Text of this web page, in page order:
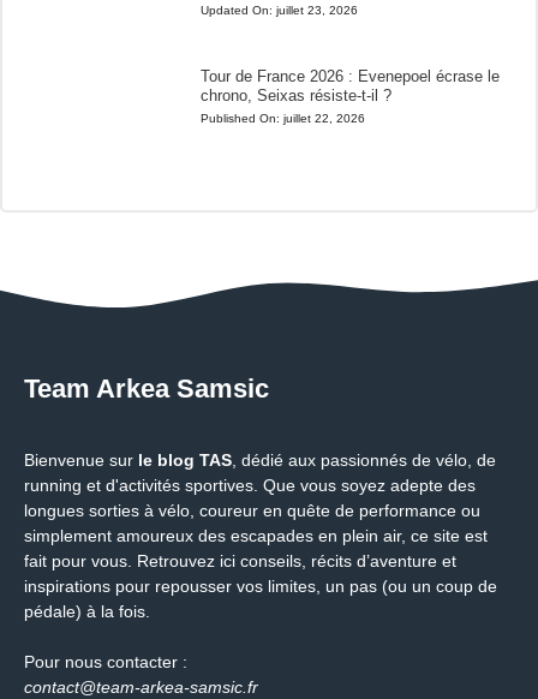
Updated On: juillet 23, 2026
Tour de France 2026 : Evenepoel écrase le
chrono, Seixas résiste-t-il ?
Published On: juillet 22, 2026
Team Arkea Samsic
Bienvenue sur le blog TAS, dédié aux passionnés de vélo, de
running et d'activités sportives. Que vous soyez adepte des
longues sorties à vélo, coureur en quête de performance ou
simplement amoureux des escapades en plein air, ce site est
fait pour vous. Retrouvez ici conseils, récits d’aventure et
inspirations pour repousser vos limites, un pas (ou un coup de
pédale) à la fois.
Pour nous contacter :
contact@team-arkea-samsic.fr